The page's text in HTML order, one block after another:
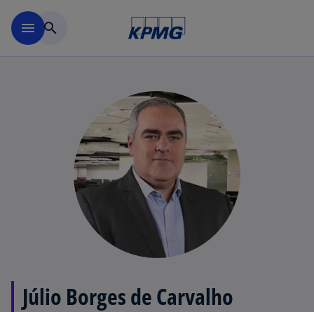
menu search
Júlio Borges de Carvalho